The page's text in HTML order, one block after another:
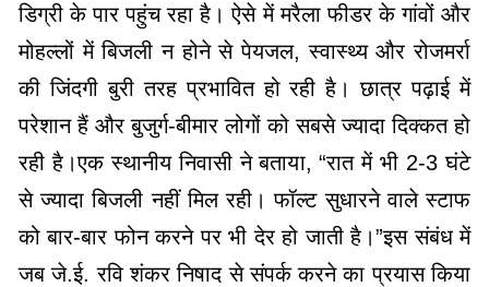
डिग्री के पार पहुंच रहा है। ऐसे में मरैला फीडर के गांवों और
मोहल्लों में बिजली न होने से पेयजल, स्वास्थ्य और रोजमर्रा
की जिंदगी बुरी तरह प्रभावित हो रही है। छात्र पढ़ाई में
परेशान हैं और बुजुर्ग-बीमार लोगों को सबसे ज्यादा दिक्कत हो
रही है।एक स्थानीय निवासी ने बताया, “रात में भी 2-3 घंटे
से ज्यादा बिजली नहीं मिल रही। फॉल्ट सुधारने वाले स्टाफ
को बार-बार फोन करने पर भी देर हो जाती है।”इस संबंध में
जब जे.ई. रवि शंकर निषाद से संपर्क करने का प्रयास किया